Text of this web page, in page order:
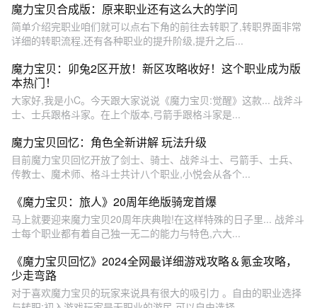
魔力宝贝合成版：原来职业还有这么大的学问
简单介绍完职业咱们就可以点右下角的前往去转职了,转职界面非常
详细的转职流程,还有各种职业的提升阶级,提升之后...
魔力宝贝：卯兔2区开放！新区攻略收好！这个职业成为版
本热门！
大家好,我是小C。今天跟大家说说《魔力宝贝:觉醒》这款... 战斧斗
士、士兵跟格斗家。在上个版本,弓箭手跟格斗家是...
魔力宝贝回忆：角色全新讲解 玩法升级
目前魔力宝贝回忆开放了剑士、骑士、战斧斗士、弓箭手、士兵、
传教士、魔术师、格斗士共计八个职业,小悦会从各个...
《魔力宝贝：旅人》20周年绝版骑宠首爆
马上就要迎来魔力宝贝20周年庆典啦!在这样特殊的日子里... 战斧斗
士每个职业都有着自己独一无二的能力与特色,六大...
《魔力宝贝回忆》2024全网最详细游戏攻略＆氪金攻略，
少走弯路
对于喜欢魔力宝贝的玩家来说具有很大的吸引力 。自由的职业选择